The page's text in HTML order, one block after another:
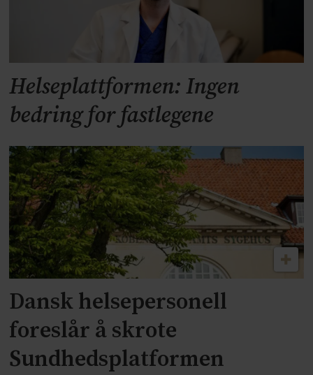
Helseplattformen: Ingen
bedring for fastlegene
Dansk helsepersonell
foreslår å skrote
Sundhedsplatformen